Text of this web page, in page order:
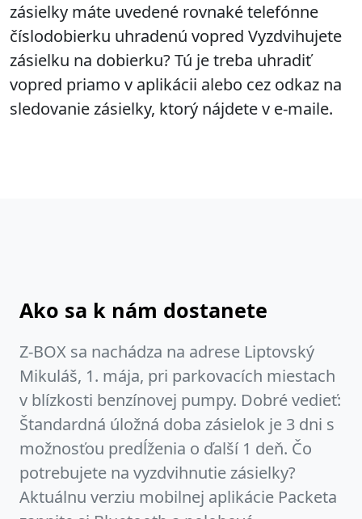
zásielky máte uvedené rovnaké telefónne
číslodobierku uhradenú vopred Vyzdvihujete
zásielku na dobierku? Tú je treba uhradiť
vopred priamo v aplikácii alebo cez odkaz na
sledovanie zásielky, ktorý nájdete v e-maile.
Ako sa k nám dostanete
Z-BOX sa nachádza na adrese Liptovský
Mikuláš, 1. mája, pri parkovacích miestach
v blízkosti benzínovej pumpy. Dobré vedieť:
Štandardná úložná doba zásielok je 3 dni s
možnosťou predĺženia o ďalší 1 deň. Čo
potrebujete na vyzdvihnutie zásielky?
Aktuálnu verziu mobilnej aplikácie Packeta